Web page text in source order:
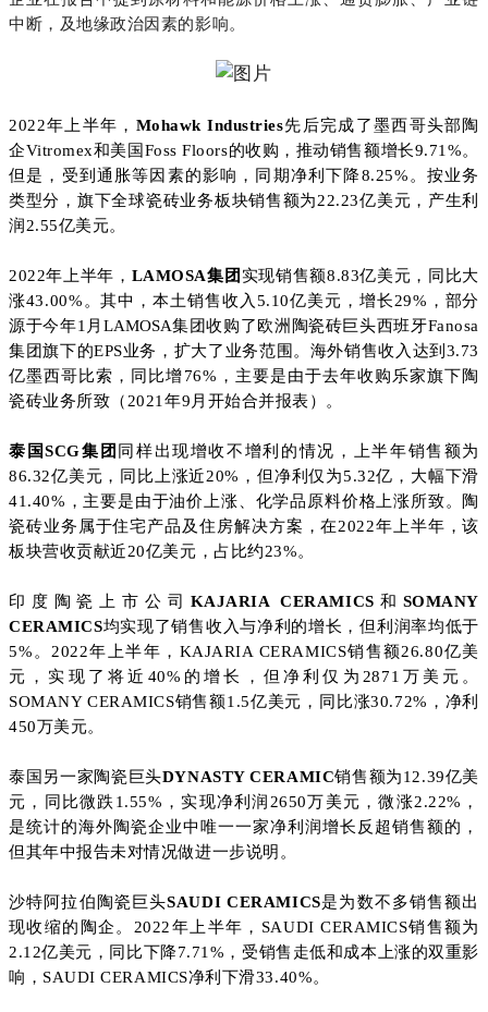
中断，及地缘政治因素的影响。
2022年上半年， Mohawk Industries先后完成了墨西哥头部陶
企Vitromex和美国Foss Floors的收购，推动销售额增长9.71%。
但是，受到通胀等因素的影响，同期净利下降8.25%。按业务
类型分，旗下全球瓷砖业务板块销售额为22.23亿美元，产生利
润2.55亿美元。
2022年上半年， LAMOSA集团实现销售额8.83亿美元，同比大
涨43.00%。其中，本土销售收入5.10亿美元，增长29%，部分
源于今年1月 LAMOSA集团收购了欧洲陶瓷砖巨头西班牙Fanosa
集团旗下的EPS业务，扩大了业务范围。海外销售收入达到3.73
亿墨西哥比索，同比增76%，主要是由于去年收购乐家旗下陶
瓷砖业务所致（2021年9月开始合并报表）。
泰国SCG集团 同样出现增收不增利的情况，上半年销售额为
86.32亿美元，同比上涨近20%，但净利仅为5.32亿，大幅下滑
41.40%，主要是由于油价上涨、化学品原料价格上涨所致。陶
瓷砖业务属于住宅产品及住房解决方案，在2022年上半年，该
板块营收贡献近20亿美元，占比约23%。
印度陶瓷上市公司 KAJARIA CERAMICS 和 SOMANY
CERAMICS均实现了销售收入与净利的增长，但利润率均低于
5%。2022年上半年，KAJARIA CERAMICS销售额26.80亿美
元，实现了将近40%的增长，但净利仅为2871万美元。
SOMANY CERAMICS销售额1.5亿美元，同比涨30.72%，净利
450万美元。
泰国另一家陶瓷巨头DYNASTY CERAMIC销售额为12.39亿美
元，同比微跌1.55%，实现净利润2650万美元，微涨2.22%，
是统计的海外陶瓷企业中唯一一家净利润增长反超销售额的，
但其年中报告未对情况做进一步说明。
沙特阿拉伯陶瓷巨头SAUDI CERAMICS是为数不多销售额出
现收缩的陶企。2022年上半年，SAUDI CERAMICS销售额为
2.12亿美元，同比下降7.71%，受销售走低和成本上涨的双重影
响，SAUDI CERAMICS净利下滑33.40%。